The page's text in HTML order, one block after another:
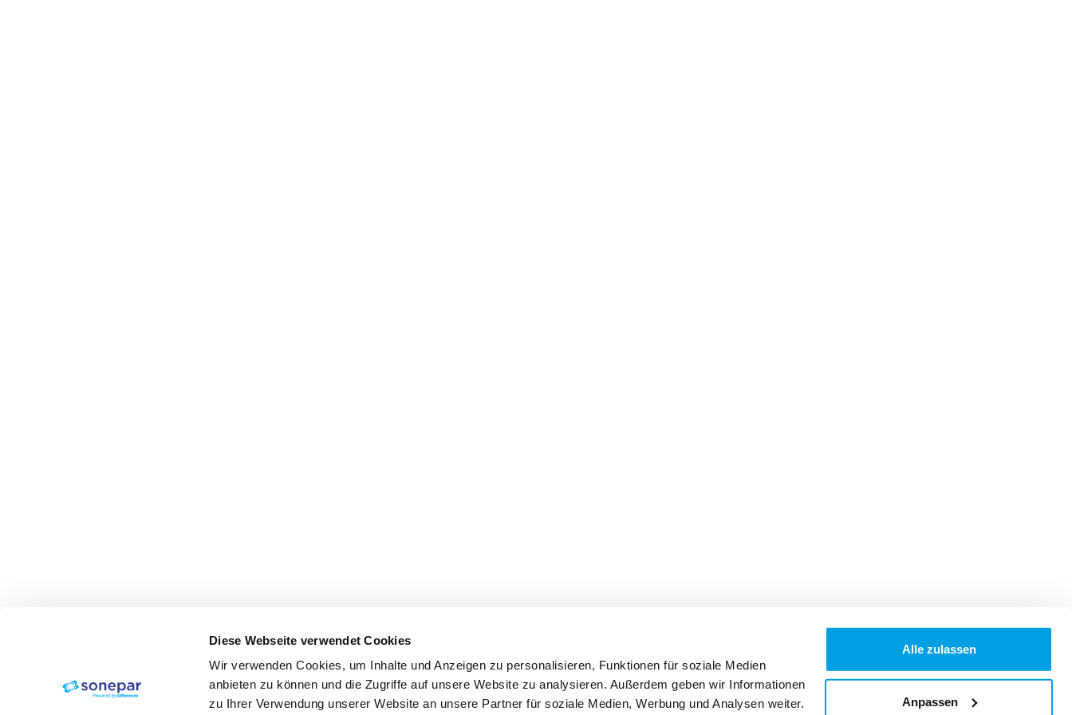
Diese Webseite verwendet Cookies
Wir verwenden Cookies, um Inhalte und Anzeigen zu personalisieren, Funktionen für soziale Medien
anbieten zu können und die Zugriffe auf unsere Website zu analysieren. Außerdem geben wir Informationen
zu Ihrer Verwendung unserer Website an unsere Partner für soziale Medien, Werbung und Analysen weiter.
Alle zulassen
Anpassen